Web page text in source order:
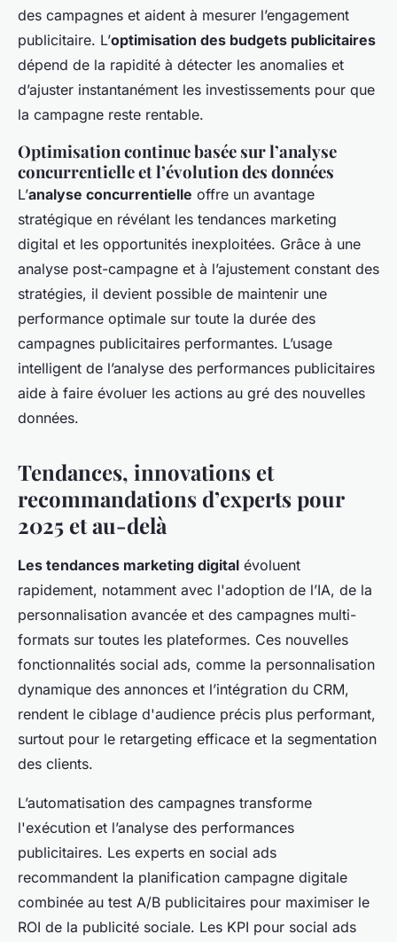
des campagnes et aident à mesurer l’engagement
publicitaire. L’optimisation des budgets publicitaires
dépend de la rapidité à détecter les anomalies et
d’ajuster instantanément les investissements pour que
la campagne reste rentable.
Optimisation continue basée sur l’analyse
concurrentielle et l’évolution des données
L’analyse concurrentielle offre un avantage
stratégique en révélant les tendances marketing
digital et les opportunités inexploitées. Grâce à une
analyse post-campagne et à l’ajustement constant des
stratégies, il devient possible de maintenir une
performance optimale sur toute la durée des
campagnes publicitaires performantes. L’usage
intelligent de l’analyse des performances publicitaires
aide à faire évoluer les actions au gré des nouvelles
données.
Tendances, innovations et
recommandations d’experts pour
2025 et au-delà
Les tendances marketing digital évoluent
rapidement, notamment avec l'adoption de l’IA, de la
personnalisation avancée et des campagnes multi-
formats sur toutes les plateformes. Ces nouvelles
fonctionnalités social ads, comme la personnalisation
dynamique des annonces et l’intégration du CRM,
rendent le ciblage d'audience précis plus performant,
surtout pour le retargeting efficace et la segmentation
des clients.
L’automatisation des campagnes transforme
l'exécution et l’analyse des performances
publicitaires. Les experts en social ads
recommandent la planification campagne digitale
combinée au test A/B publicitaires pour maximiser le
ROI de la publicité sociale. Les KPI pour social ads